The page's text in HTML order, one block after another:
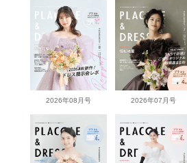
2026年08月号 2026年07月号